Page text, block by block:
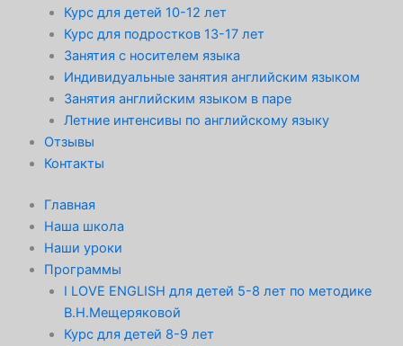
Курс для детей 10-12 лет
Курс для подростков 13-17 лет
Занятия с носителем языка
Индивидуальные занятия английским языком
Занятия английским языком в паре
Летние интенсивы по английскому языку
Отзывы
Контакты
Главная
Наша школа
Наши уроки
Программы
I LOVE ENGLISH для детей 5-8 лет по методике
В.Н.Мещеряковой
Курс для детей 8-9 лет